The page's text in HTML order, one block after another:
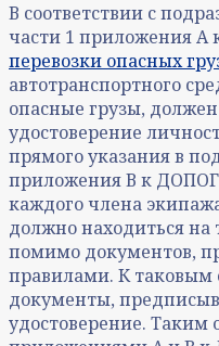
В соответствии с
части 1 приложения А
перевозки опасных
автотранспортного
опасные грузы,
удостоверение
прямого указания в
приложения В к ДОПОГ
каждого члена
должно находиться
помимо документов,
правилами. К таковым
документы,
удостоверение. Таким